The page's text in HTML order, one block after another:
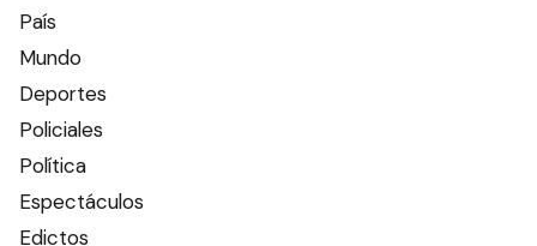
País
Mundo
Deportes
Policiales
Política
Espectáculos
Edictos